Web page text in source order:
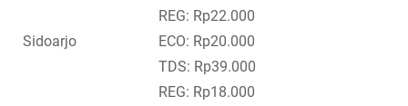
Sidoarjo
REG: Rp22.000
ECO: Rp20.000
TDS: Rp39.000
REG: Rp18.000